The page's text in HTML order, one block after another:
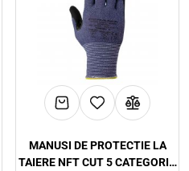
MANUSI DE PROTECTIE LA
TAIERE NFT CUT 5 CATEGORIA